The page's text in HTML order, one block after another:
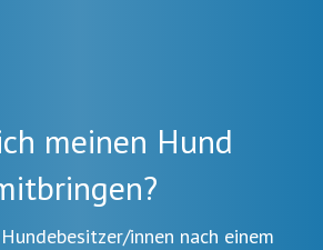
meinen Hund
innen nach einem